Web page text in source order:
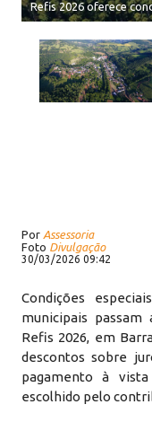
Refis 2026 oferece
Por Assessoria
Foto Divulgação
30/03/2026 09:42
Condições
municipais
Refis 2026, em
descontos sobre
pagamento à
escolhido pelo